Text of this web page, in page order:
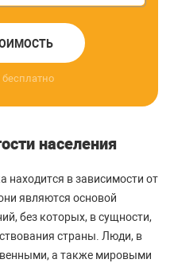
бесплатно
населения
находится в зависимости от
являются основой
без которых, в сущности,
страны. Люди, в
а также мировыми